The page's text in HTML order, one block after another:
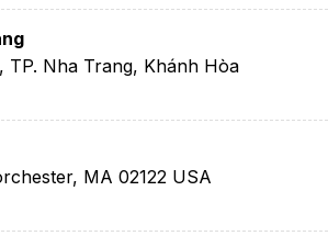
TP. Nha Trang, Khánh Hòa
MA 02122 USA